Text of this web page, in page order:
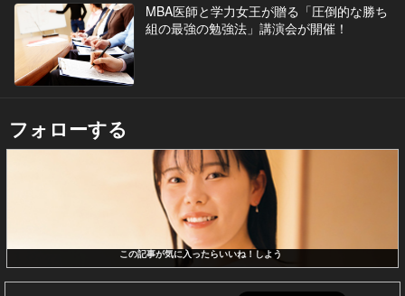
MBA医師と学力女王が贈る「圧倒的な勝ち
組の最強の勉強法」講演会が開催！
フォローする
この記事が気に入ったらいいね！しよう